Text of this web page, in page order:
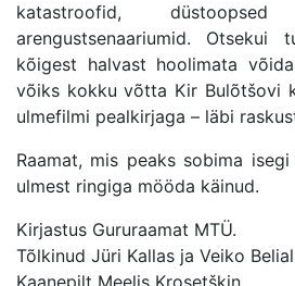
katastroofid,
arengustsenaariumid. Otsekui
kõigest halvast hoolimata
võiks kokku võtta Kir Bulõtšovi
ulmefilmi pealkirjaga – läbi
Raamat, mis peaks sobima
ulmest ringiga mööda käinud.
Kirjastus Gururaamat MTÜ.
Tõlkinud Jüri Kallas ja Veiko
Kaanepilt Meelis Krosetškin